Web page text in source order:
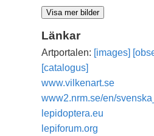
Länkar
Artportalen: [images]
[catalogus]
www.vilkenart.se
www2.nrm.se/en/
lepidoptera.eu
lepiforum.org